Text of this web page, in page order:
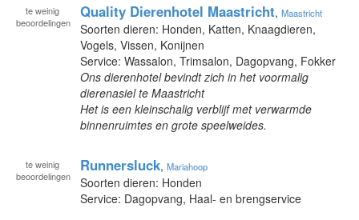
te weinig
beoordelingen
Quality Dierenhotel Maastricht, Maastricht
Soorten dieren: Honden, Katten, Knaagdieren,
Vogels, Vissen, Konijnen
Service: Wassalon, Trimsalon, Dagopvang, Fokker
Ons dierenhotel bevindt zich in het voormalig
dierenasiel te Maastricht
Het is een kleinschalig verblijf met verwarmde
binnenruimtes en grote speelweides.
te weinig
beoordelingen
Runnersluck, Mariahoop
Soorten dieren: Honden
Service: Dagopvang, Haal- en brengservice